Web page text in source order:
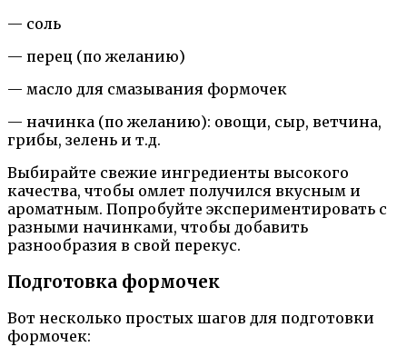
— соль
— перец (по желанию)
— масло для смазывания формочек
— начинка (по желанию): овощи, сыр, ветчина,
грибы, зелень и т.д.
Выбирайте свежие ингредиенты высокого
качества, чтобы омлет получился вкусным и
ароматным. Попробуйте экспериментировать с
разными начинками, чтобы добавить
разнообразия в свой перекус.
Подготовка формочек
Вот несколько простых шагов для подготовки
формочек: